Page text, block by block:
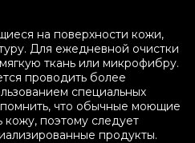
на поверхности кожи,
Для ежедневной очистки
ткань или микрофибру.
проводить более
специальных
что обычные моющие
кожу, поэтому следует
продукты.